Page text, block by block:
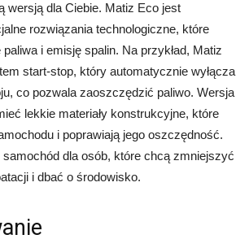
wersją dla Ciebie. Matiz Eco jest
rozwiązania technologiczne, które
i emisję spalin. Na przykład, Matiz
start-stop, który automatycznie wyłącza
co pozwala zaoszczędzić paliwo. Wersja
lekkie materiały konstrukcyjne, które
i poprawiają jego oszczędność.
samochód dla osób, które chcą zmniejszyć
i dbać o środowisko.